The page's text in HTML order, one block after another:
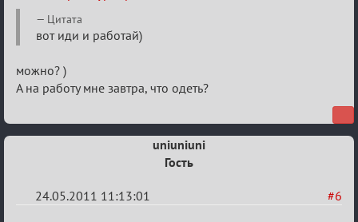
а
теперь
турнире
Цитата
вот иди и работай)
можно? )
А на работу мне завтра, что одеть?
uniuniuni
Гость
#6
24.05.2011 11:13:01